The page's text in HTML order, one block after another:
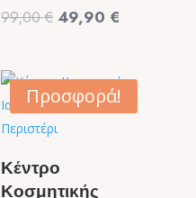
99,00€ Original
99,00 €.
49,90 €
49,90 €.
Προσφορά!
Κέντρο
Κοσμητικής